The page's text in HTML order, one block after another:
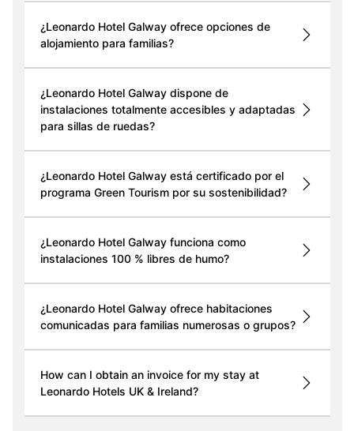
¿Leonardo Hotel Galway ofrece opciones de
alojamiento para familias?
¿Leonardo Hotel Galway dispone de
instalaciones totalmente accesibles y adaptadas
para sillas de ruedas?
¿Leonardo Hotel Galway está certificado por el
programa Green Tourism por su sostenibilidad?
¿Leonardo Hotel Galway funciona como
instalaciones 100 % libres de humo?
¿Leonardo Hotel Galway ofrece habitaciones
comunicadas para familias numerosas o grupos?
How can I obtain an invoice for my stay at
Leonardo Hotels UK & Ireland?